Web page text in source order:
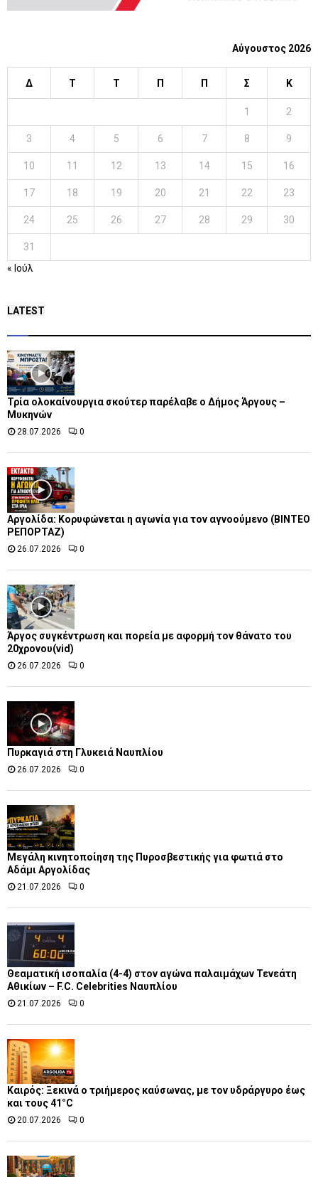
Αύγουστος 2026
Δ Τ Τ Π Π Σ Κ
1 2
3 4 5 6 7 8 9
10 11 12 13 14 15 16
17 18 19 20 21 22 23
24 25 26 27 28 29 30
31
« Ιούλ
LATEST
Τρία ολοκαίνουργια σκούτερ παρέλαβε o Δήμος Άργους –
Μυκηνών
28.07.2026 0
Αργολίδα: Κορυφώνεται η αγωνία για τον αγνοούμενο (ΒΙΝΤΕΟ
ΡΕΠΟΡΤΑΖ)
26.07.2026 0
Άργος συγκέντρωση και πορεία με αφορμή τον θάνατο του
20χρονου(vid)
26.07.2026 0
Πυρκαγιά στη Γλυκειά Ναυπλίου
26.07.2026 0
Μεγάλη κινητοποίηση της Πυροσβεστικής για φωτιά στο
Αδάμι Αργολίδας
21.07.2026 0
Θεαματική ισοπαλία (4-4) στον αγώνα παλαιμάχων Τενεάτη
Αθικίων – F.C. Celebrities Ναυπλίου
21.07.2026 0
Καιρός: Ξεκινά ο τριήμερος καύσωνας, με τον υδράργυρο έως
και τους 41°C
20.07.2026 0